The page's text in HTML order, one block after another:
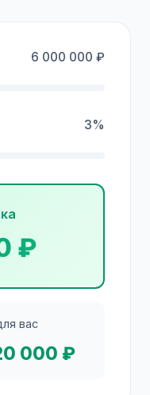
6 000 000 ₽
3%
₽
вас
000 ₽